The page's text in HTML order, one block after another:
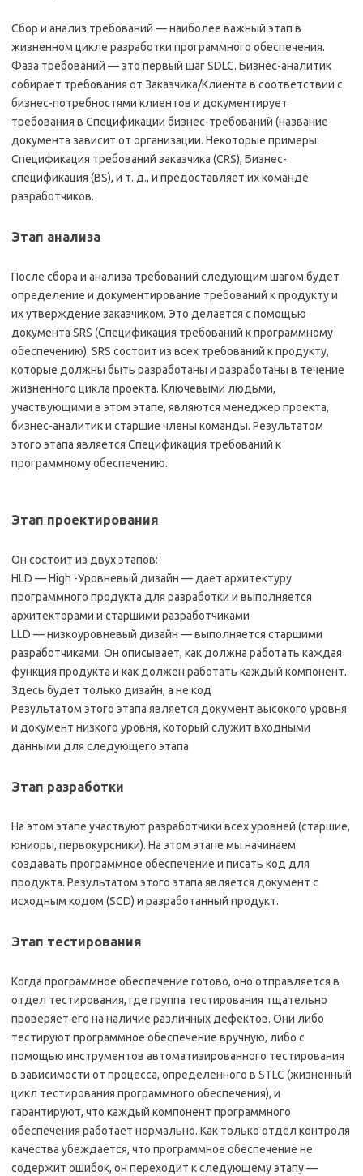
Сбор и анализ требований — наиболее важный этап в
жизненном цикле разработки программного обеспечения.
Фаза требований — это первый шаг SDLC. Бизнес-аналитик
собирает требования от Заказчика/Клиента в соответствии с
бизнес-потребностями клиентов и документирует
требования в Спецификации бизнес-требований (название
документа зависит от организации. Некоторые примеры:
Спецификация требований заказчика (CRS), Бизнес-
спецификация (BS), и т. д., и предоставляет их команде
разработчиков.
Этап анализа
После сбора и анализа требований следующим шагом будет
определение и документирование требований к продукту и
их утверждение заказчиком. Это делается с помощью
документа SRS (Спецификация требований к программному
обеспечению). SRS состоит из всех требований к продукту,
которые должны быть разработаны и разработаны в течение
жизненного цикла проекта. Ключевыми людьми,
участвующими в этом этапе, являются менеджер проекта,
бизнес-аналитик и старшие члены команды. Результатом
этого этапа является Спецификация требований к
программному обеспечению.
Этап проектирования
Он состоит из двух этапов:
HLD — High -Уровневый дизайн — дает архитектуру
программного продукта для разработки и выполняется
архитекторами и старшими разработчиками
LLD — низкоуровневый дизайн — выполняется старшими
разработчиками. Он описывает, как должна работать каждая
функция продукта и как должен работать каждый компонент.
Здесь будет только дизайн, а не код
Результатом этого этапа является документ высокого уровня
и документ низкого уровня, который служит входными
данными для следующего этапа
Этап разработки
На этом этапе участвуют разработчики всех уровней (старшие,
юниоры, первокурсники). На этом этапе мы начинаем
создавать программное обеспечение и писать код для
продукта. Результатом этого этапа является документ с
исходным кодом (SCD) и разработанный продукт.
Этап тестирования
Когда программное обеспечение готово, оно отправляется в
отдел тестирования, где группа тестирования тщательно
проверяет его на наличие различных дефектов. Они либо
тестируют программное обеспечение вручную, либо с
помощью инструментов автоматизированного тестирования
в зависимости от процесса, определенного в STLC (жизненный
цикл тестирования программного обеспечения), и
гарантируют, что каждый компонент программного
обеспечения работает нормально. Как только отдел контроля
качества убеждается, что программное обеспечение не
содержит ошибок, он переходит к следующему этапу —